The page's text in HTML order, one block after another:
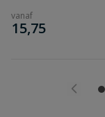
vanaf
€
15,75